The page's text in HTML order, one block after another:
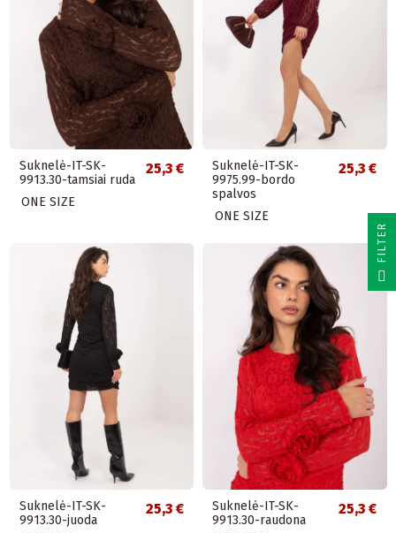
Suknelė-IT-SK-
9913.30-tamsiai ruda
25,3 €
ONE SIZE
Suknelė-IT-SK-
9975.99-bordo
spalvos
25,3 €
ONE SIZE
Suknelė-IT-SK-
9913.30-juoda
25,3 €
Suknelė-IT-SK-
9913.30-raudona
25,3 €
R